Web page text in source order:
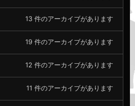
13 件のアーカイブがあります
19 件のアーカイブがあります
12 件のアーカイブがあります
11 件のアーカイブがあります